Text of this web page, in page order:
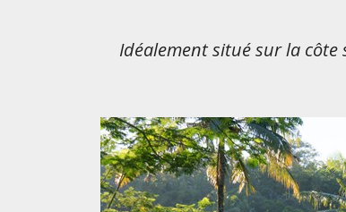
Idéalement situé sur la